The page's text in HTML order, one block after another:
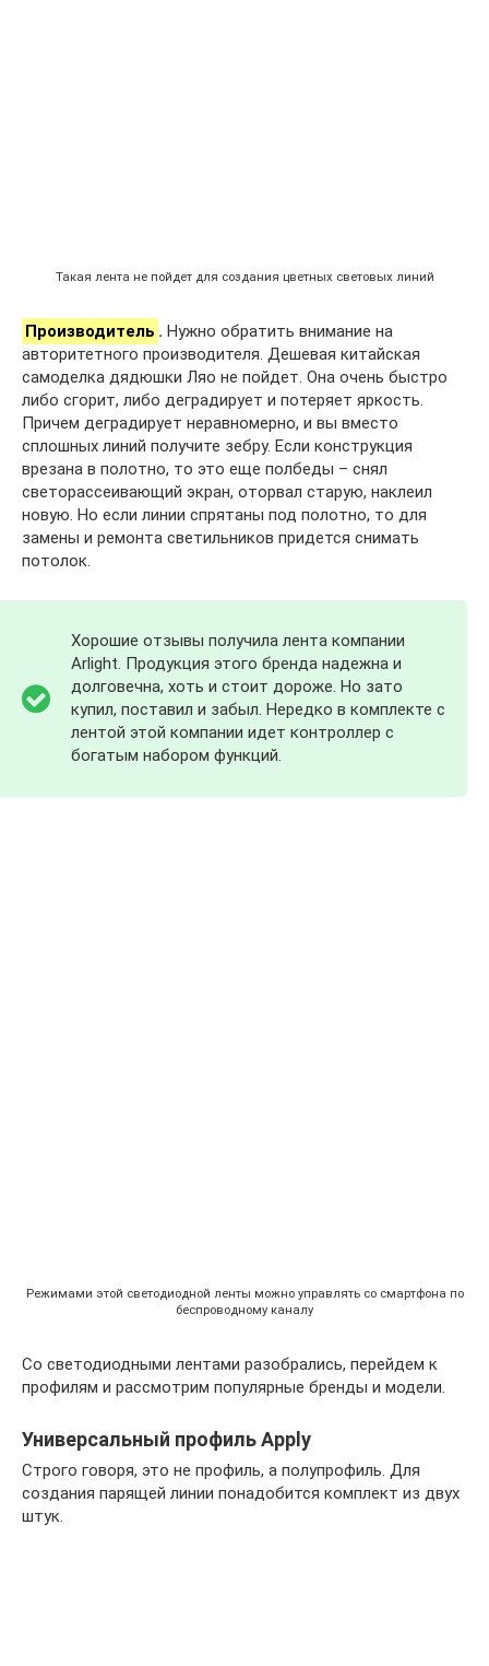
Такая лента не пойдет для создания цветных световых линий
Производитель . Нужно обратить внимание на
авторитетного производителя. Дешевая китайская
самоделка дядюшки Ляо не пойдет. Она очень быстро
либо сгорит, либо деградирует и потеряет яркость.
Причем деградирует неравномерно, и вы вместо
сплошных линий получите зебру. Если конструкция
врезана в полотно, то это еще полбеды – снял
светорассеивающий экран, оторвал старую, наклеил
новую. Но если линии спрятаны под полотно, то для
замены и ремонта светильников придется снимать
потолок.
Хорошие отзывы получила лента компании
Arlight. Продукция этого бренда надежна и
долговечна, хоть и стоит дороже. Но зато
купил, поставил и забыл. Нередко в комплекте с
лентой этой компании идет контроллер с
богатым набором функций.
Режимами этой светодиодной ленты можно управлять со смартфона по
беспроводному каналу
Со светодиодными лентами разобрались, перейдем к
профилям и рассмотрим популярные бренды и модели.
Универсальный профиль Apply
Строго говоря, это не профиль, а полупрофиль. Для
создания парящей линии понадобится комплект из двух
штук.